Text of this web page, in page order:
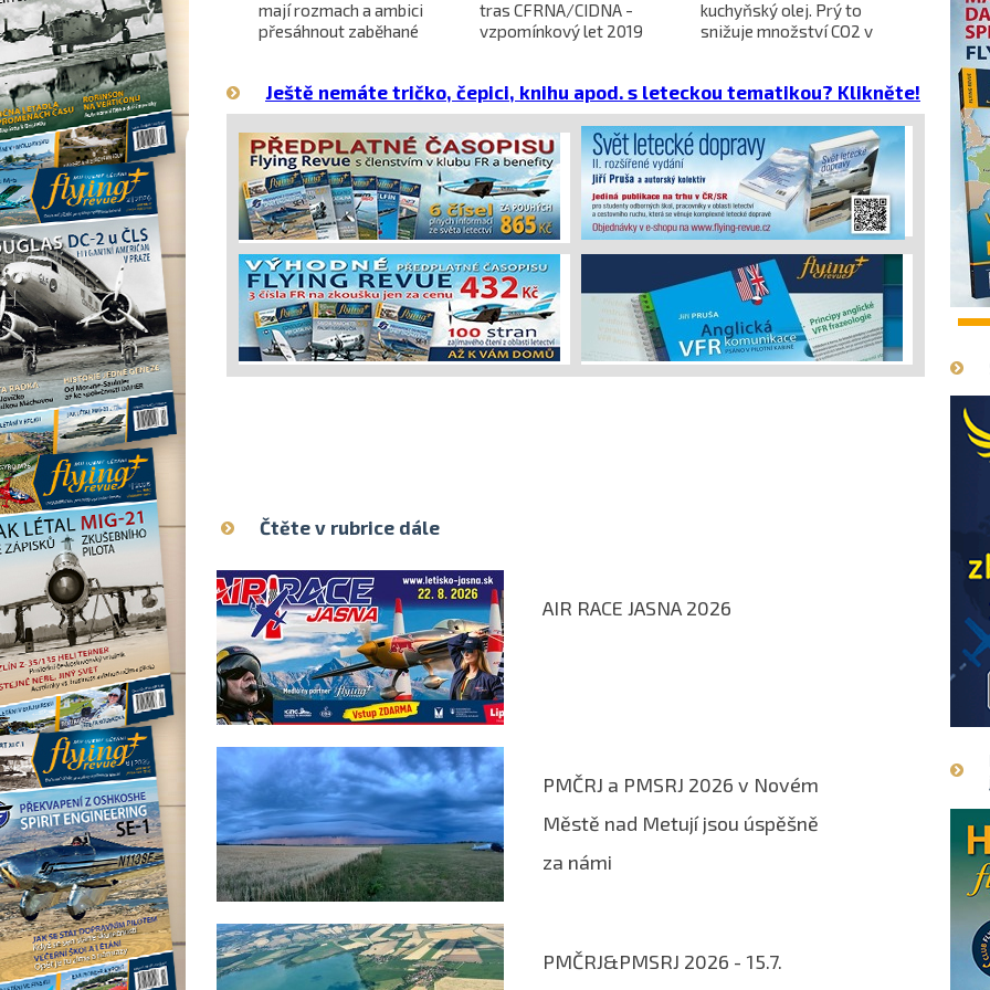
letounu X-59 QueSST
směřuje k prvnímu letu
mají rozmach a ambici
přesáhnout zaběhané
tras CFRNA/CIDNA -
vzpomínkový let 2019
kuchyňský olej. Prý to
snižuje množství CO2 v
projekt
Ještě nemáte tričko, čepici, knihu apod. s leteckou tematikou? Klikněte!
Čtěte v rubrice dále
AIR RACE JASNA 2026
PMČRJ a PMSRJ 2026 v Novém
Městě nad Metují jsou úspěšně
za námi
PMČRJ&PMSRJ 2026 - 15.7.
1